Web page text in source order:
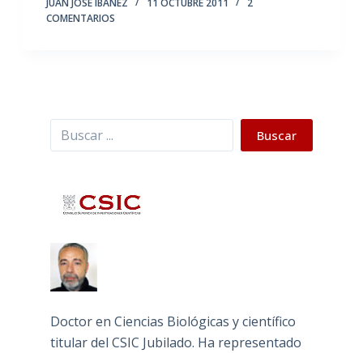
COMENTARIOS
Buscar Buscar
Doctor en Ciencias Biológicas y científico
titular del CSIC Jubilado. Ha representado